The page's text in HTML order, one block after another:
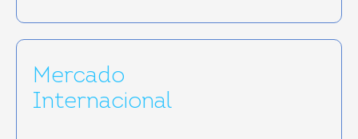
Mercado
Internacional